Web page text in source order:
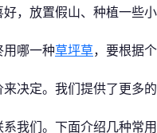
，放置假山、种植一些
哪一种草坪草，要根据
决定。我们提供了更多
我们。下面介绍几种常